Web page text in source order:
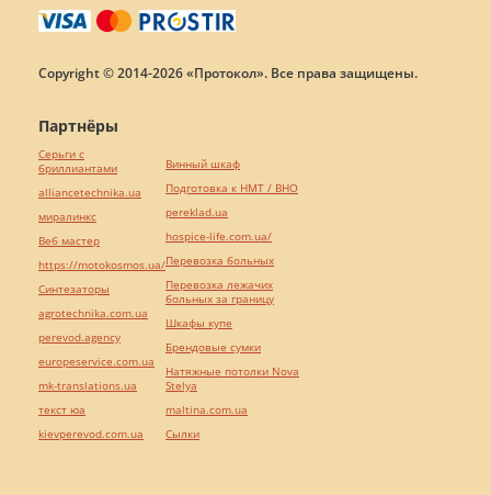
Copyright © 2014-2026 «Протокол». Все права защищены.
Партнёры
Серьги с
бриллиантами
alliancetechnika.ua
миралинкс
Веб мастер
https://motokosmos.ua/
Синтезаторы
agrotechnika.com.ua
perevod.agency
europeservice.com.ua
mk-translations.ua
текст юа
kievperevod.com.ua
Винный шкаф
Подготовка к НМТ / ВНО
pereklad.ua
hospice-life.com.ua/
Перевозка больных
Перевозка лежачих
больных за границу
Шкафы купе
Брендовые сумки
Натяжные потолки Nova
Stelya
maltina.com.ua
Cылки